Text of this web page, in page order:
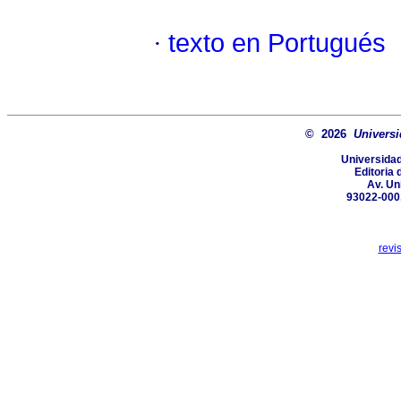
· texto en Portugués
© 2026
Editoria
Av.
93022-